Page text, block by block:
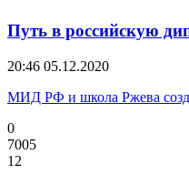
Путь в российскую
20:46 05.12.2020
МИД РФ и школа Ржева
0
7005
12